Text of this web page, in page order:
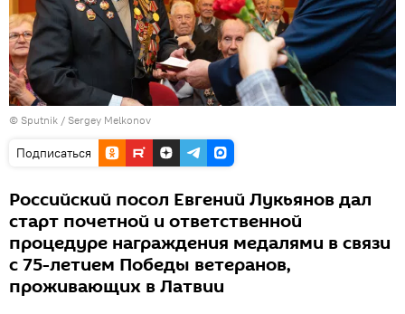
© Sputnik / Sergey Melkonov
Подписаться
Российский посол Евгений Лукьянов дал
старт почетной и ответственной
процедуре награждения медалями в связи
с 75-летием Победы ветеранов,
проживающих в Латвии